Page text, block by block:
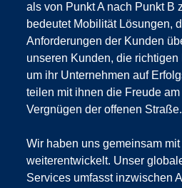
als von Punkt A nach Punkt B
bedeutet Mobilität Lösungen,
Anforderungen der Kunden
unseren Kunden, die
um ihr Unternehmen auf
teilen mit ihnen die Freude
Vergnügen der offenen Straße.
Wir haben uns gemeinsam
weiterentwickelt. Unser
Services umfasst inzwischen